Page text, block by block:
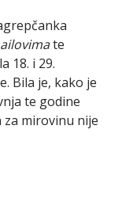
te
18. i 29.
Bila je, kako je
te godine
za mirovinu nije